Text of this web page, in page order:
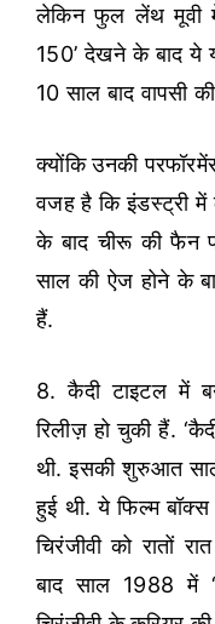
लेकिन फुल लेंथ मूवी
150’ देखने के बाद ये
10 साल बाद वापसी
क्योंकि उनकी
वजह है कि इंडस्ट्री
के बाद चीरू की फैन
साल की ऐज होने के
हैं.
8. कैदी टाइटल में
रिलीज़ हो चुकी हैं.
थी. इसकी शुरुआत
हुई थी. ये फिल्म
चिरंजीवी को रातों
बाद साल 1988 में